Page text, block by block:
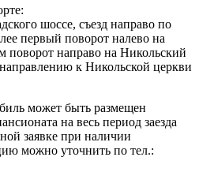
шоссе, съезд направо по
первый поворот налево на
поворот направо на Никольский
к Никольской церкви
может быть размещен
на весь период заезда
заявке при наличии
можно уточнить по тел.: